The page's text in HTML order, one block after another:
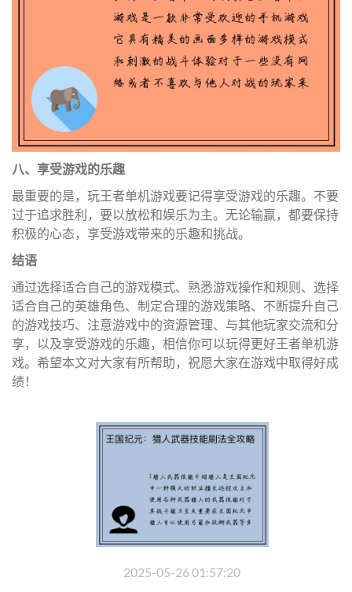
八、享受游戏的乐趣
最重要的是，玩王者单机游戏要记得享受游戏的乐趣。不要
过于追求胜利，要以放松和娱乐为主。无论输赢，都要保持
积极的心态，享受游戏带来的乐趣和挑战。
结语
通过选择适合自己的游戏模式、熟悉游戏操作和规则、选择
适合自己的英雄角色、制定合理的游戏策略、不断提升自己
的游戏技巧、注意游戏中的资源管理、与其他玩家交流和分
享，以及享受游戏的乐趣，相信你可以玩得更好王者单机游
戏。希望本文对大家有所帮助，祝愿大家在游戏中取得好成
绩！
2025-05-26 01:57:20